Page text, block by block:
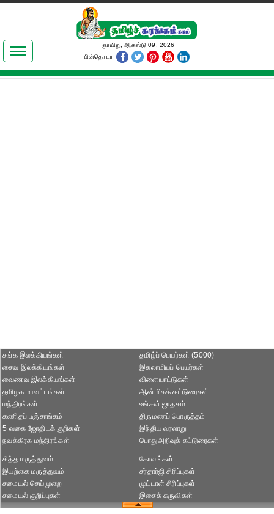
இலக்கியங்கள்
தமிழ் உலகம்
ஞாயிறு, ஆகஸ்டு 09, 2026
பின்தொடர
சங்க இலக்கியங்கள்
சைவ இலக்கியங்கள்
வைணவ இலக்கியங்கள்
தமிழக மாவட்டங்கள்
தமிழ்ப் பெயர்கள் (5000)
இசுலாமியப் பெயர்கள்
விளையாட்டுகள்
ஆன்மிகக் கட்டுரைகள்
மந்திரங்கள்
கணிதப் பஞ்சாங்கம்
5 வகை ஜோதிடக் குறிகள்
நவக்கிரக மந்திரங்கள்
உங்கள் ஜாதகம்
திருமணப் பொருத்தம்
இந்திய வரலாறு
பொதுஅறிவுக் கட்டுரைகள்
சித்த மருத்துவம்
இயற்கை மருத்துவம்
சமையல் செய்முறை
சமையல் குறிப்புகள்
கோலங்கள்
சர்தார்ஜி சிரிப்புகள்
முட்டாள் சிரிப்புகள்
இசைக் கருவிகள்